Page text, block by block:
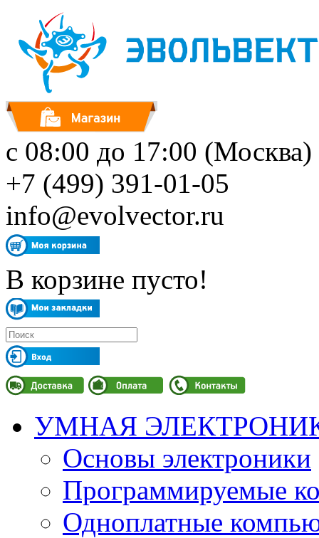
с 08:00 до 17:00 (Москва)
+7 (499) 391-01-05
info@evolvector.ru
В корзине пусто!
УМНАЯ
Основы электроники
Программируемые
Одноплатные